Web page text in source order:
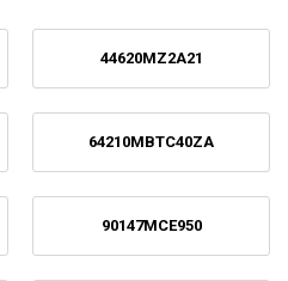
44620MZ2A21
64210MBTC40ZA
90147MCE950